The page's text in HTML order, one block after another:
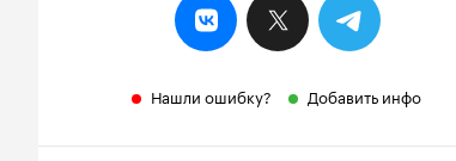
Нашли ошибку? Добавить инфо